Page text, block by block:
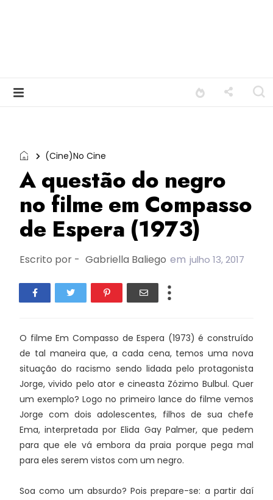
(Cine)No Cine
A questão do negro
no filme em Compasso
de Espera (1973)
Escrito por - Gabriella Baliego em julho 13, 2017
O filme Em Compasso de Espera (1973) é construído
de tal maneira que, a cada cena, temos uma nova
situação do racismo sendo lidada pelo protagonista
Jorge, vivido pelo ator e cineasta Zózimo Bulbul. Quer
um exemplo? Logo no primeiro lance do filme vemos
Jorge com dois adolescentes, filhos de sua chefe
Ema, interpretada por Elida Gay Palmer, que pedem
para que ele vá embora da praia porque pega mal
para eles serem vistos com um negro.
Soa como um absurdo? Pois prepare-se: a partir daí